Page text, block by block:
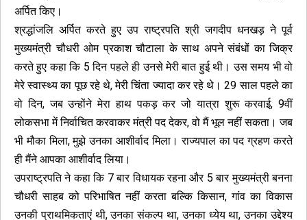
अर्पित किए।
श्रद्धांजलि अर्पित करते हुए उप राष्ट्रपति श्री जगदीप धनखड़ ने पूर्व
मुख्यमंत्री चौधरी ओम प्रकाश चौटाला के साथ अपने संबंधों का जिक्र
करते हुए कहा कि 5 दिन पहले ही उनसे मेरी बात हुई थी। उस समय भी वो
मेरे स्वास्थ्य का पूछ रहे थे, मेरी चिंता ज्यादा कर रहे थे। 29 साल पहले का
वो दिन, जब उन्होंने मेरा हाथ पकड़ कर जो यात्रा शुरू करवाई, 9वीं
लोकसभा में निर्वाचित करवाकर मंत्री पद देकर, वो मैं भूल नहीं सकता। जब
भी मौका मिला, मुझे उनका आशीर्वाद मिला। राज्यपाल का पद ग्रहण करते
ही मैंने आपका आशीर्वाद लिया।
उपराष्ट्रपति ने कहा कि 7 बार विधायक रहना और 5 बार मुख्यमंत्री बनना
चौधरी साहब को परिभाषित नहीं करता बल्कि किसान, गांव का विकास
उनकी प्राथमिकताएं थी, उनका संकल्प था, उनका ध्येय था, उनका उद्देश्य